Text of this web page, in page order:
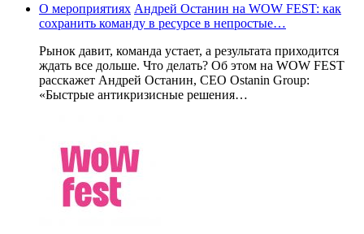
О мероприятиях Андрей Останин на WOW FEST: как
сохранить команду в ресурсе в непростые…
Рынок давит, команда устает, а результата приходится
ждать все дольше. Что делать? Об этом на WOW FEST
расскажет Андрей Останин, CEO Ostanin Group:
«Быстрые антикризисные решения…